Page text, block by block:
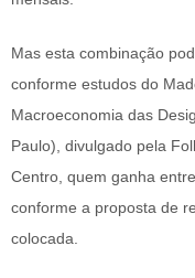
Mas esta combinação
conforme estudos do
Macroeconomia das
Paulo), divulgado pela
Centro, quem ganha
conforme a proposta de
colocada.